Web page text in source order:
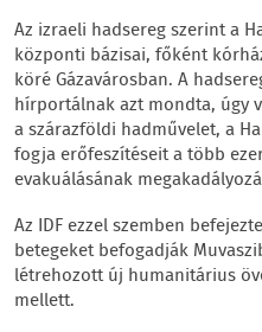
Az izraeli hadsereg szerint a
központi bázisai, főként
köré Gázavárosban. A
hírportálnak azt mondta, úgy
a szárazföldi hadművelet, a
fogja erőfeszítéseit a több
evakuálásának
Az IDF ezzel szemben
betegeket befogadják
létrehozott új humanitárius
mellett.